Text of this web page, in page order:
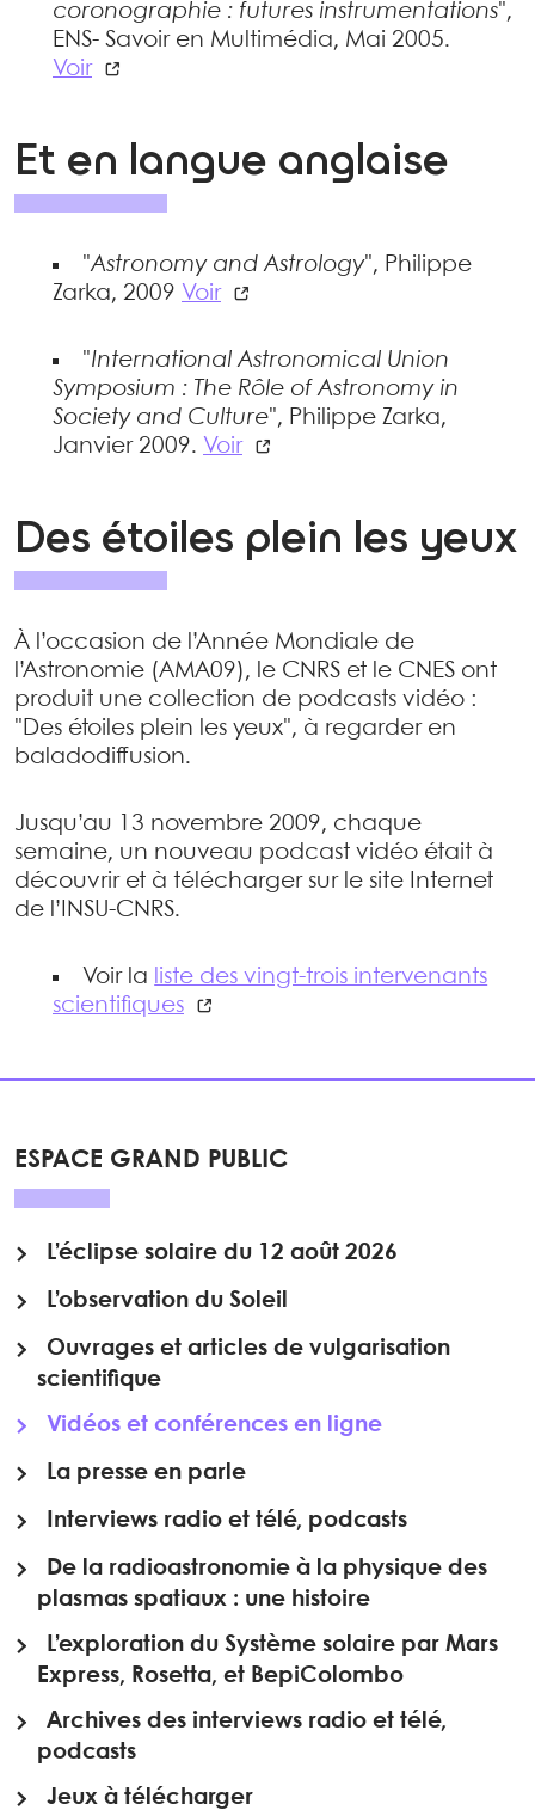
coronographie : futures instrumentations",
ENS- Savoir en Multimédia, Mai 2005.
Voir
Et en langue anglaise
"Astronomy and Astrology", Philippe
Zarka, 2009 Voir
"International Astronomical Union
Symposium : The Rôle of Astronomy in
Society and Culture", Philippe Zarka,
Janvier 2009. Voir
Des étoiles plein les yeux
À l’occasion de l’Année Mondiale de
l’Astronomie (AMA09), le CNRS et le CNES ont
produit une collection de podcasts vidéo :
"Des étoiles plein les yeux", à regarder en
baladodiffusion.
Jusqu’au 13 novembre 2009, chaque
semaine, un nouveau podcast vidéo était à
découvrir et à télécharger sur le site Internet
de l’INSU-CNRS.
Voir la
liste des vingt-trois intervenants
scientifiques
ESPACE GRAND PUBLIC
L’éclipse solaire du 12 août 2026
L’observation du Soleil
Ouvrages et articles de vulgarisation
scientifique
Vidéos et conférences en ligne
La presse en parle
Interviews radio et télé, podcasts
De la radioastronomie à la physique des
plasmas spatiaux : une histoire
L’exploration du Système solaire par Mars
Express, Rosetta, et BepiColombo
Archives des interviews radio et télé,
podcasts
Jeux à télécharger